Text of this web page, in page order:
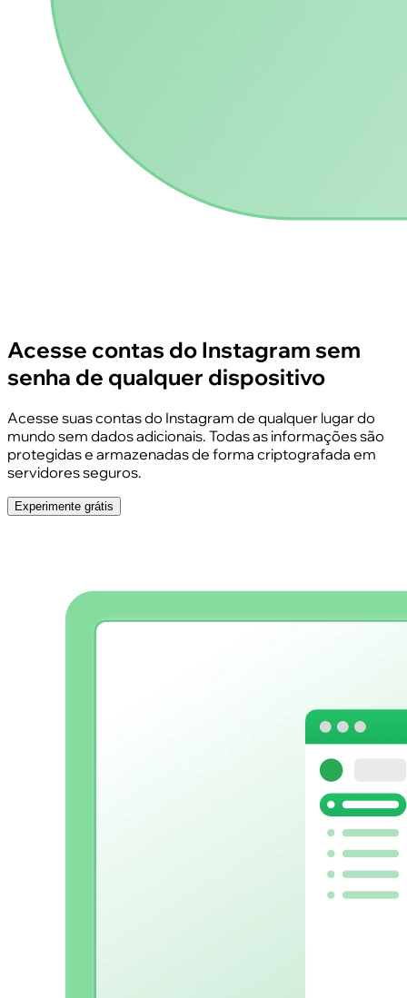
Acesse contas do Instagram sem
senha de qualquer dispositivo
Acesse suas contas do Instagram de qualquer lugar do
mundo sem dados adicionais. Todas as informações são
protegidas e armazenadas de forma criptografada em
servidores seguros.
Experimente grátis